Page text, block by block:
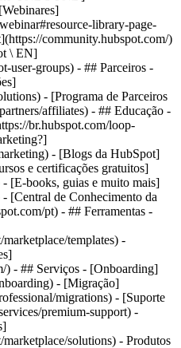
library-page-
community.hubspot.com/)
\ EN]
user-groups) - ## Parceiros -
- [Programa de Parceiros
affiliates) - ## Educação -
br.hubspot.com/loop-
- [Blogs da HubSpot]
e certificações gratuitos]
[E-books, guias e muito mais]
[Central de Conhecimento da
pt) - ## Ferramentas -
templates) -
) - ## Serviços - [Onboarding]
- [Migração]
migrations) - [Suporte
premium-support) -
solutions) - Produtos Produtos - ## Plataforma de Clientes da HubSpot Todo o software de marketing, vendas e atendimento ao cliente da HubSpot em uma única plataforma com IA agêntica. - [__CRM da HubSpot gratuito__](https://br.hubspot.com/products/crm) - [__Conheça todos os produtos__](https://br.hubspot.com/products/get-started) - [![195140668528](https://53.fs1.hubspotusercontent-na1.net/hubfs/53/assets/hubspot.com/global-navigation/2025/marketing-hub.svg) \ __Marketing Hub__ \ Software de automação de marketing](https://br.hubspot.com/products/marketing) - [![195146645596](https://53.fs1.hubspotusercontent-na1.net/hubfs/53/assets/hubspot.com/global-navigation/2025/sales-hub.svg) \ __Sales Hub__ \ Software de vendas](https://br.hubspot.com/products/sales) - [![195140668527](https://53.fs1.hubspotusercontent-na1.net/hubfs/53/assets/hubspot.com/global-navigation/2025/service-hub.svg) \ __Service Hub__ \ Software de atendimento ao cliente](https://br.hubspot.com/products/service) - [![195140649745](https://53.fs1.hubspotusercontent-na1.net/hubfs/53/assets/hubspot.com/global-navigation/2025/content-hub.svg) \ __Content Hub__ \ Software de marketing de conteúdo](https://br.hubspot.com/products/content) - [![195289608884](https://53.fs1.hubspotusercontent-na1.net/hubfs/53/assets/hubspot.com/global-navigation/2025/data-hub.svg) \ __Data Hub__ \ Software de gestão de dados](https://br.hubspot.com/products/data) - [![195140609672](https://53.fs1.hubspotusercontent-na1.net/hubfs/53/assets/hubspot.com/global-navigation/2025/commerce-hub.svg) \ __Revenue Hub__ \ Software de CPQ, faturamento e pagamentos](https://br.hubspot.com/products/revenue) - [![ProductIcons_AgentHub_Icon_Orange](https://53.fs1.hubspotusercontent-na1.net/hubfs/53/assets/webteam-cms-portal/images/breeze/ProductIcons_AgentHub_Icon_Orange.svg) \ __Agent Hub__ \ O espaço central para criar e gerenciar agentes de IA em toda a plataforma](https://br.hubspot.com/products/artificial-intelligence) - [![188619147390](https://53.fs1.hubspotusercontent-na1.net/hubfs/53/assets/hubspot.com/global-navigation/help-me-choose-tool.svg) \ __Precisa de ajuda para escolher?__ \ Responda algumas perguntas e nós te ajudaremos a achar os produtos ideais para o seu negócio.](https://br.hubspot.com/products/help-me-choose) - [![195140649746](https://53.fs1.hubspotusercontent-na1.net/hubfs/53/assets/hubspot.com/global-navigation/2025/small-business.svg) \ __Pacote para pequenas empresas__ \ A edição Starter de cada produto, desenvolvida para startups e pequenas empresas](https://br.hubspot.com/products/crm/starter) - [![210646671655](https://53.fs1.hubspotusercontent-na1.net/hubfs/53/assets/hubspot.com/global-navigation/2025/aeo.svg) \ __AEO (Beta)__ \ Ferramentas de otimização para mecanismos de resposta que rastreiam e melhoram a visibilidade da sua marca nos resultados de IA.](https://br.hubspot.com/products/aeo) - [![195140649747](https://53.fs1.hubspotusercontent-na1.net/hubfs/53/assets/hubspot.com/global-navigation/2025/app-marketplace.svg) \ __HubSpot Marketplace__ \ Conecte seus aplicativos favoritos à HubSpot](https://ecosystem.hubspot.com/pt/marketplace/apps) - Soluções Soluções - Por tipo de uso - ## Marketing - [Gere leads](https://br.hubspot.com/use-case/drive-revenue-high-quality-leads) - [Automatize o marketing](https://br.hubspot.com/use-case/maximize-efficiency-ai-automation) - ## Vendas - [Crie pipelines](https://br.hubspot.com/use-case/build-sales-pipeline) - [Fechar negócios](https://br.hubspot.com/use-case/close-more-deals) - ## Atendimento ao cliente - [Expanda o suporte](https://br.hubspot.com/use-case/scale-customer-service-support) - [Melhore a retenção](https://br.hubspot.com/use-case/drive-customer-satisfaction) - ## Conteúdo - [Crie conteúdo](https://br.hubspot.com/use-case/create-content-for-customer-journey) - [Gerencie conteúdo](https://br.hubspot.com/use-case/manage-content) - ## Startups e pequenas empresas - [Encontre e alcance clientes](https://br.hubspot.com/use-case/find-and-reach-customers) - [Aumente as vendas e receba pagamentos](https://br.hubspot.com/use-case/grow-sales-and-get-paid-faster) - [Organize os dados do cliente](https://br.hubspot.com/use-case/understand-and-organize-customer-data) - ## Inteligência artificial - [Resolva dúvidas de seus clientes 24/7](https://br.hubspot.com/products/artificial-intelligence/ai-customer-service-agent) - [Automatize a prospecção de vendas](https://br.hubspot.com/products/sales/ai-prospecting-agent) - [Faça uma análise mais rápida de seus clientes](https://br.hubspot.com/products/artificial-intelligence/ai-data-agent) - Por tamanho da equipe - ## Por tamanho da equipe - ![195309752641](https://53.fs1.hubspotusercontent-na1.net/hub/53/hubfs/assets/hubspot.com/global-navigation/2025/Small%20Businesses%20%26%20Start%20ups.webp?width=1035&height=450&name=Small%20Businesses%20%26%20Start%20ups.webp) ### Para pequenas empresas e startups A Plataforma de Clientes Starter da HubSpot ajuda sua startup ou pequena empresa em crescimento a encontrar e conquistar clientes desde o primeiro dia. [Saiba mais sobre a Plataforma de Clientes Starter da HubSpot](https://br.hubspot.com/products/crm/starter) - ![195309752642](https://53.fs1.hubspotusercontent-na1.net/hub/53/hubfs/assets/hubspot.com/global-navigation/2025/Enterprise.webp?width=1035&height=450&name=Enterprise.webp) ### Para grandes empresas A Plataforma de Clientes Enterprise integrada da HubSpot é poderosa e fácil de usar. [Saiba mais sobre a Plataforma de Clientes Enterprise da HubSpot](https://br.hubspot.com/products/crm/enterprise) - Por que a HubSpot? - ## Por que a HubSpot? - ![195309752643](https://53.fs1.hubspotusercontent-na1.net/hub/53/hubfs/assets/hubspot.com/global-navigation/2025/Why%20Choose%20HubSpot.webp?width=1035&height=450&name=Why%20Choose%20HubSpot.webp) ### Por que escolher a HubSpot? Depois de apenas um ano, os clientes da HubSpot adquirem 129% mais leads, fecham 36% mais negócios e observam uma melhoria de 37% nas taxas de fechamento de tickets. [Saiba mais sobre o que diferencia a solução da HubSpot](https://br.hubspot.com/why-choose-hubspot) - ![195303448595](https://53.fs1.hubspotusercontent-na1.net/hub/53/hubfs/assets/hubspot.com/global-navigation/2025/Case%20Studies.webp?width=1035&height=450&name=Case%20Studies.webp) ### Estudos de caso Conheça empresas como a sua em todo o mundo que usam a HubSpot para unir suas equipes, capacitar seus negócios e crescer melhor. [Veja todos os estudos de caso](https://br.hubspot.com/case-studies) - ![191228329371](https://53.fs1.hubspotusercontent-na1.net/hub/53/hubfs/spotlight_resized_518x225.png?width=518&height=225&name=spotlight_resized_518x225.png) ### Spotlight: atualizações de produtos Saiba mais sobre os lançamentos e anúncios de produtos da HubSpot nesta vitrine semestral de produtos. [Veja as atualizações de nossos produtos](https://br.hubspot.com/spotlight) - [Preços](https://br.hubspot.com/pricing/marketing) - Recursos Recursos - ## Link em destaque - [Spotlight: atualizações de produtos](https://br.hubspot.com/spotlight) - [Novidades na HubSpot](https://br.hubspot.com/new) - [Por que escolher a HubSpot?](https://br.hubspot.com/why-choose-hubspot) - [Sustentabilidade \ EN](https://www.hubspot.com/sustainability) - ## Comunidade e eventos - [Evento UNBOUND](https://unbound.hubspot.com/) - [Webinares](https://br.hubspot.com/resources/webinar#resource-library-page-headers) - [Comunidade HubSpot](https://community.hubspot.com/) - [Grupos de Usuários da HubSpot \ EN](https://www.hubspot.com/hubspot-user-groups) - ## Parceiros - [Programa de Parceiros de Soluções](https://br.hubspot.com/partners/solutions) - [Programa de Parceiros Afiliados](https://br.hubspot.com/partners/affiliates) - ## Educação - [O Manual do Loop Marketing](https://br.hubspot.com/loop-marketing) - [O que é inbound marketing?](https://br.hubspot.com/inbound-marketing) - [Blogs da HubSpot](https://br.hubspot.com/blog) - [Cursos e certificações gratuitos](https://academy.hubspot.com/pt/) - [E-books, guias e muito mais](https://br.hubspot.com/resources) - [Central de Conhecimento da HubSpot](https://knowledge.hubspot.com/pt) - ## Ferramentas - [Templates para sites](https://ecosystem.hubspot.com/pt/marketplace/templates) - [Ferramentas para desenvolvedores](https://br.developers.hubspot.com/) - ## Serviços - [Onboarding](https://br.hubspot.com/services/onboarding) - [Migração](https://br.hubspot.com/services/professional/migrations) - [Suporte Premium](https://br.hubspot.com/services/premium-support) - [Contrate um parceiro de soluções](https://ecosystem.hubspot.com/pt/marketplace/solutions) - Sobre Sobre - [Sobre nós](https://br.hubspot.com/our-story) - [Trabalhe conosco](https://www.hubspot.com/careers) - [Entre em contato conosco](https://br.hubspot.com/company/contact) - [Relações com investidores](https://ir.hubspot.com/) - [Equipe de gestão](https://br.hubspot.com/company/management) [Solicite uma demonstração](https://br.hubspot.com/ofertas/demo) [Comece a usar gratuitamente](https://app.hubspot.com/signup-hubspot/ma